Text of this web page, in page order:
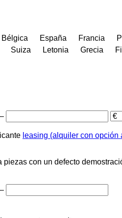
Bélgica España Francia
Suiza Letonia Grecia
–
leasing (alquiler con opción
piezas con un defecto
–